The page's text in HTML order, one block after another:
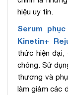
hiệu uy tín.
Serum
Kinetin+
thức hiện đại,
chóng. Sử
thương và
làm giảm các